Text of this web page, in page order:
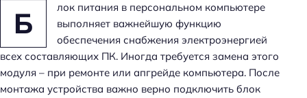
Б
лок питания в персональном компьютере
выполняет важнейшую функцию
обеспечения снабжения электроэнергией
всех составляющих ПК. Иногда требуется замена этого
модуля – при ремонте или апгрейде компьютера. После
монтажа устройства важно верно подключить блок